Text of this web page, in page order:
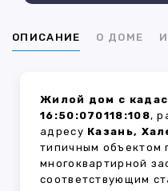
ОПИСАНИЕ О ДОМЕ
Жилой дом с
16:50:070118:108,
адресу Казань,
типичным объектом
многоквартирной
соответствующим